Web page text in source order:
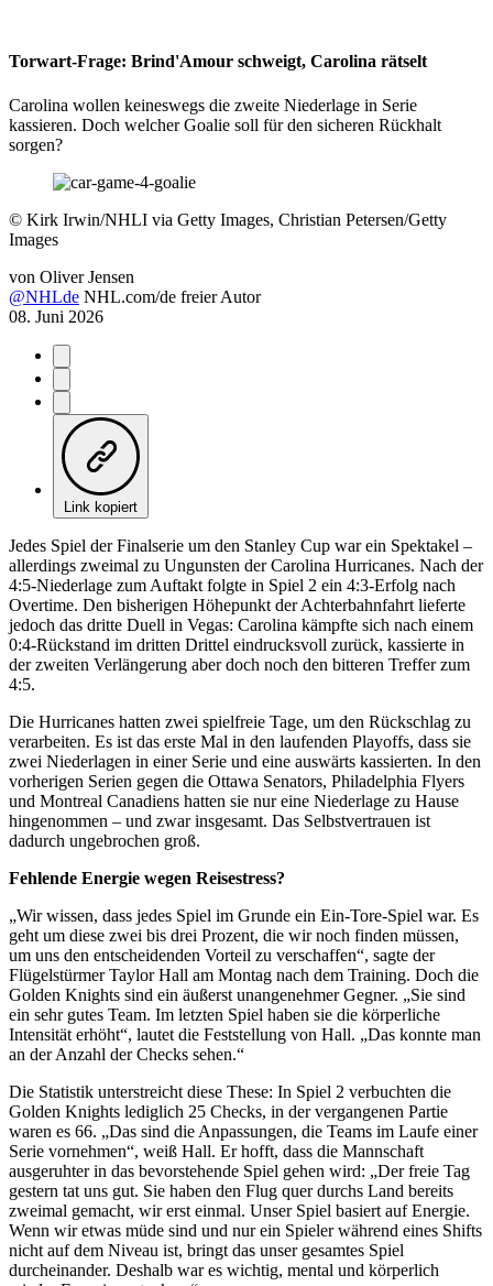
Torwart-Frage: Brind'Amour schweigt, Carolina rätselt
Carolina wollen keineswegs die zweite Niederlage in Serie
kassieren. Doch welcher Goalie soll für den sicheren Rückhalt
sorgen?
© Kirk Irwin/NHLI via Getty Images, Christian Petersen/Getty
Images
von Oliver Jensen
@NHLde NHL.com/de freier Autor
08. Juni 2026
Link kopiert
Jedes Spiel der Finalserie um den Stanley Cup war ein Spektakel –
allerdings zweimal zu Ungunsten der Carolina Hurricanes. Nach der
4:5-Niederlage zum Auftakt folgte in Spiel 2 ein 4:3-Erfolg nach
Overtime. Den bisherigen Höhepunkt der Achterbahnfahrt lieferte
jedoch das dritte Duell in Vegas: Carolina kämpfte sich nach einem
0:4-Rückstand im dritten Drittel eindrucksvoll zurück, kassierte in
der zweiten Verlängerung aber doch noch den bitteren Treffer zum
4:5.
Die Hurricanes hatten zwei spielfreie Tage, um den Rückschlag zu
verarbeiten. Es ist das erste Mal in den laufenden Playoffs, dass sie
zwei Niederlagen in einer Serie und eine auswärts kassierten. In den
vorherigen Serien gegen die Ottawa Senators, Philadelphia Flyers
und Montreal Canadiens hatten sie nur eine Niederlage zu Hause
hingenommen – und zwar insgesamt. Das Selbstvertrauen ist
dadurch ungebrochen groß.
Fehlende Energie wegen Reisestress?
„Wir wissen, dass jedes Spiel im Grunde ein Ein-Tore-Spiel war. Es
geht um diese zwei bis drei Prozent, die wir noch finden müssen,
um uns den entscheidenden Vorteil zu verschaffen“, sagte der
Flügelstürmer Taylor Hall am Montag nach dem Training. Doch die
Golden Knights sind ein äußerst unangenehmer Gegner. „Sie sind
ein sehr gutes Team. Im letzten Spiel haben sie die körperliche
Intensität erhöht“, lautet die Feststellung von Hall. „Das konnte man
an der Anzahl der Checks sehen.“
Die Statistik unterstreicht diese These: In Spiel 2 verbuchten die
Golden Knights lediglich 25 Checks, in der vergangenen Partie
waren es 66. „Das sind die Anpassungen, die Teams im Laufe einer
Serie vornehmen“, weiß Hall. Er hofft, dass die Mannschaft
ausgeruhter in das bevorstehende Spiel gehen wird: „Der freie Tag
gestern tat uns gut. Sie haben den Flug quer durchs Land bereits
zweimal gemacht, wir erst einmal. Unser Spiel basiert auf Energie.
Wenn wir etwas müde sind und nur ein Spieler während eines Shifts
nicht auf dem Niveau ist, bringt das unser gesamtes Spiel
durcheinander. Deshalb war es wichtig, mental und körperlich